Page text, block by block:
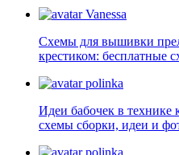
Vanessa
Схемы для вышивки
крестиком: бесплатные
polinka
Идеи бабочек в технике
схемы сборки, идеи и
polinka